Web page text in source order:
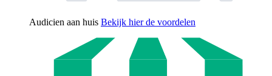
Audicien aan huis Bekijk hier de voordelen